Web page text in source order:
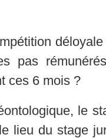
pas
ces 6 mois ?
le
lieu du stage